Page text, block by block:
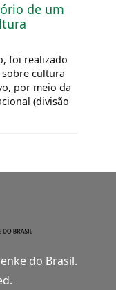
de um
foi realizado
cultura
por meio da
(divisão
do Brasil.